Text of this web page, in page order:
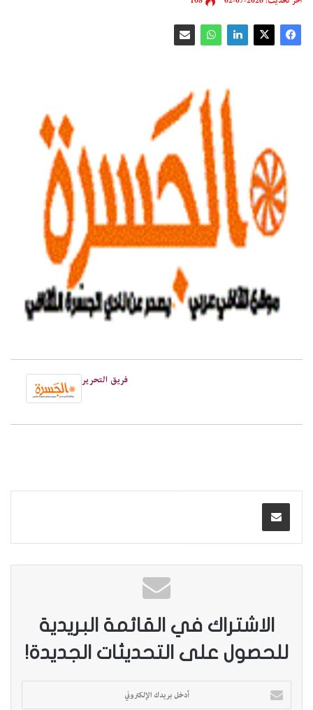
فريق التحرير
الاشتراك في القائمة البريدية
للحصول على التحديثات الجديدة!